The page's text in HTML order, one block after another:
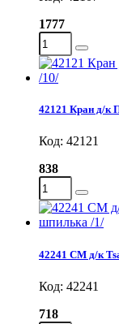
1777
42121 Кран д/к
Код: 42121
838
42241 СМ д/к
Код: 42241
718